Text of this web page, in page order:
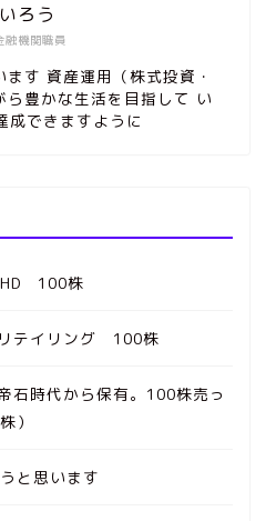
融機関職員
ろう
す 資産運用（株式投資・
豊かな生活を目指して い
成できますように
100株
テイリング 100株
時代から保有。100株売っ
）
と思います